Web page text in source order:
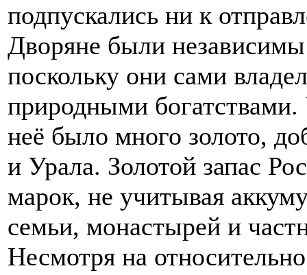
подпускались ни к
Дворяне были независимы
поскольку они сами
природными
неё было много золото,
и Урала. Золотой запас
марок, не учитывая
семьи, монастырей и
Несмотря на